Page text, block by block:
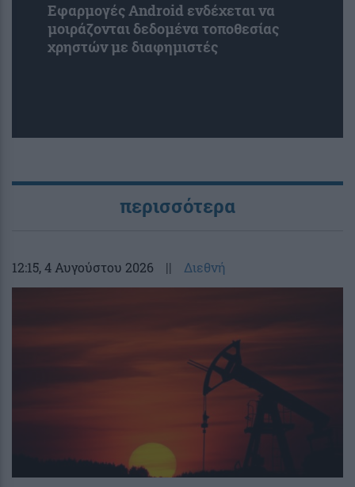
Εφαρμογές Android ενδέχεται να
μοιράζονται δεδομένα τοποθεσίας
χρηστών με διαφημιστές
περισσότερα
12:15, 4 Αυγούστου 2026 || Διεθνή